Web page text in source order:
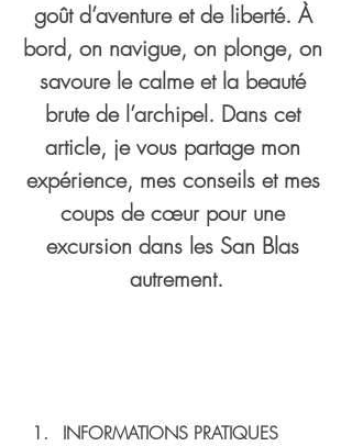
goût d’aventure et de liberté. À
bord, on navigue, on plonge, on
savoure le calme et la beauté
brute de l’archipel. Dans cet
article, je vous partage mon
expérience, mes conseils et mes
coups de cœur pour une
excursion dans les San Blas
autrement.
INFORMATIONS PRATIQUES